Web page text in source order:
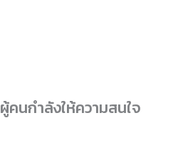
ผู้คนกำลังให้ความสนใจ